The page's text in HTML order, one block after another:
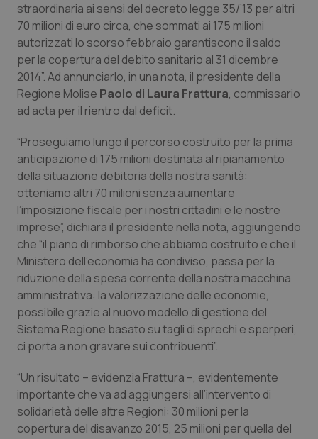
Campania
Emilia-Romagna
Friuli Venezia Giulia
Lazio
Liguria
Lombardia
Marche
Molise
Piemonte
Provincia Autonoma di Bolzano
Provincia Autonoma di Trento
Puglia
Car-T
Colesterolo & coronaropatie
Dermatite Atopica
Diabete & glucometri
Disturbi dell’umore
Dolore
Donna & Salute
Epatiti
HIV
Infezioni & Febbre
Ipertensione & Scompenso
Malattie rare
straordinaria ai sensi del decreto legge 35/’13 per altri
70 milioni di euro circa, che sommati ai 175 milioni
autorizzati lo scorso febbraio garantiscono il saldo
per la copertura del debito sanitario al 31 dicembre
2014”. Ad annunciarlo, in una nota, il presidente della
Regione Molise Paolo di Laura Frattura, commissario
ad acta per il rientro dal deficit.
“Proseguiamo lungo il percorso costruito per la prima
anticipazione di 175 milioni destinata al ripianamento
della situazione debitoria della nostra sanità:
otteniamo altri 70 milioni senza aumentare
l’imposizione fiscale per i nostri cittadini e le nostre
imprese”, dichiara il presidente nella nota, aggiungendo
che “il piano di rimborso che abbiamo costruito e che il
Ministero dell’economia ha condiviso, passa per la
riduzione della spesa corrente della nostra macchina
amministrativa: la valorizzazione delle economie,
possibile grazie al nuovo modello di gestione del
Sistema Regione basato su tagli di sprechi e sperperi,
ci porta a non gravare sui contribuenti”.
“Un risultato – evidenzia Frattura –, evidentemente
importante che va ad aggiungersi all’intervento di
solidarietà delle altre Regioni: 30 milioni per la
copertura del disavanzo 2015, 25 milioni per quella del